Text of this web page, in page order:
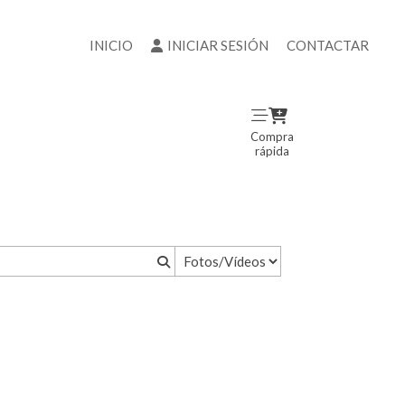
INICIO INICIAR SESIÓN CONTACTAR
Compra
rápida